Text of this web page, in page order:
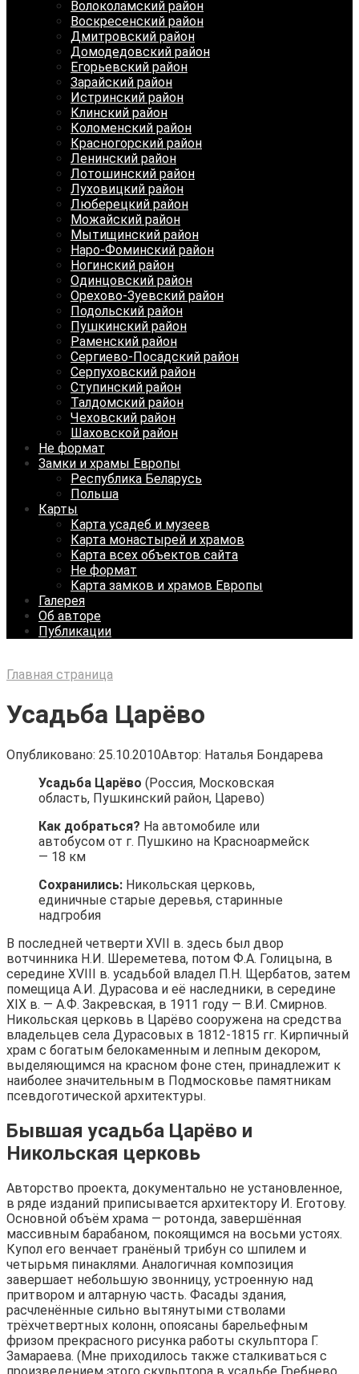
Волоколамский район
Воскресенский район
Дмитровский район
Домодедовский район
Егорьевский район
Зарайский район
Истринский район
Клинский район
Коломенский район
Красногорский район
Ленинский район
Лотошинский район
Луховицкий район
Люберецкий район
Можайский район
Мытищинский район
Наро-Фоминский район
Ногинский район
Одинцовский район
Орехово-Зуевский район
Подольский район
Пушкинский район
Раменский район
Сергиево-Посадский район
Серпуховский район
Ступинский район
Талдомский район
Чеховский район
Шаховской район
Не формат
Замки и храмы Европы
Республика Беларусь
Польша
Карты
Карта усадеб и музеев
Карта монастырей и храмов
Карта всех объектов сайта
Не формат
Карта замков и храмов Европы
Галерея
Об авторе
Публикации
Главная страница
Усадьба Царёво
Опубликовано: 25.10.2010Автор: Наталья Бондарева
Усадьба Царёво (Россия, Московская
область, Пушкинский район, Царево)
Как добраться? На автомобиле или
автобусом от г. Пушкино на Красноармейск
— 18 км
Сохранились: Никольская церковь,
единичные старые деревья, старинные
надгробия
В последней четверти XVII в. здесь был двор
вотчинника Н.И. Шереметева, потом Ф.А. Голицына, в
середине XVIII в. усадьбой владел П.Н. Щербатов, затем
помещица А.И. Дурасова и её наследники, в середине
XIX в. — А.Ф. Закревская, в 1911 году — В.И. Смирнов.
Никольская церковь в Царёво сооружена на средства
владельцев села Дурасовых в 1812-1815 гг. Кирпичный
храм с богатым белокаменным и лепным декором,
выделяющимся на красном фоне стен, принадлежит к
наиболее значительным в Подмосковье памятникам
псевдоготической архитектуры.
Бывшая усадьба Царёво и
Никольская церковь
Авторство проекта, документально не установленное,
в ряде изданий приписывается архитектору И. Еготову.
Основной объём храма — ротонда, завершённая
массивным барабаном, покоящимся на восьми устоях.
Купол его венчает гранёный трибун со шпилем и
четырьмя пинаклями. Аналогичная композиция
завершает небольшую звонницу, устроенную над
притвором и алтарную часть. Фасады здания,
расчленённые сильно вытянутыми стволами
трёхчетвертных колонн, опоясаны барельефным
фризом прекрасного рисунка работы скульптора Г.
Замараева. (Мне приходилось также сталкиваться с
произведением этого скульптора в усадьбе Гребнево